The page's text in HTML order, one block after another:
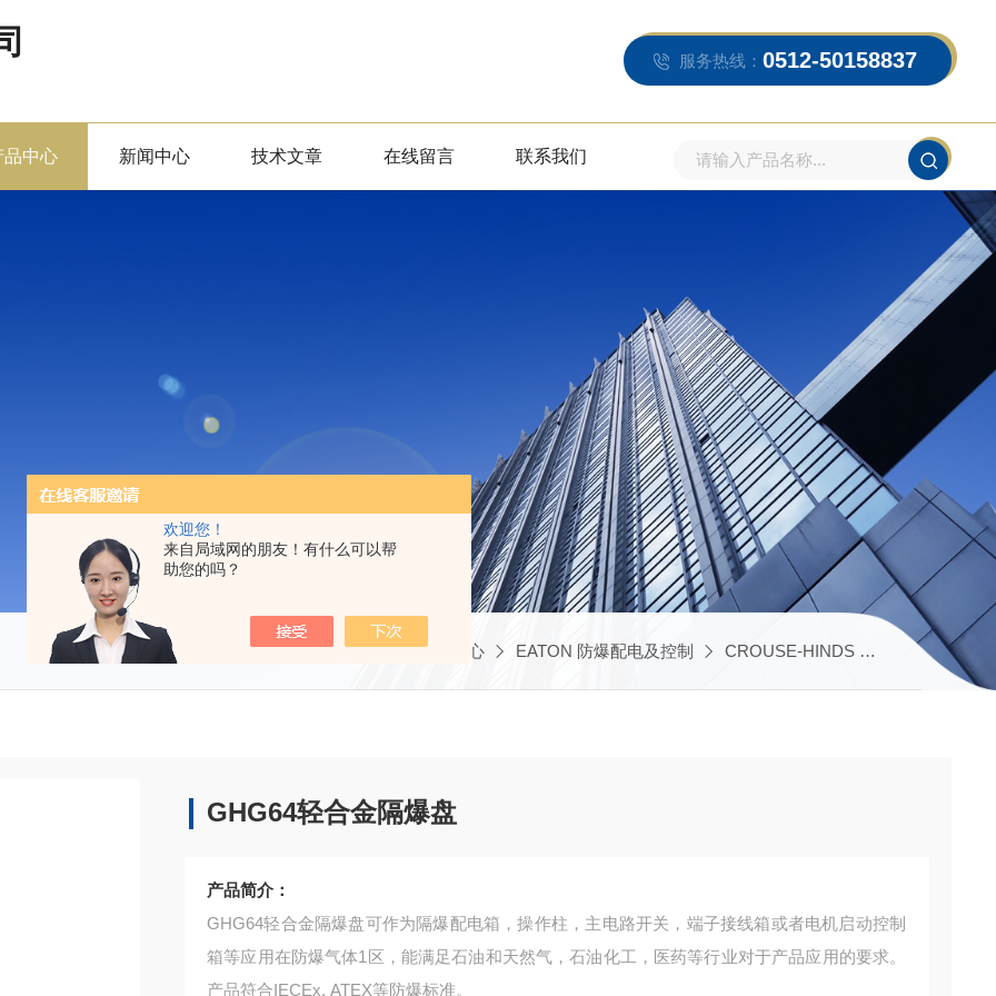
欢迎您！
来自局域网的朋友！有什么可以帮
助您的吗？
服务热线： 0512-50158837
品中心 新闻中心 技术文章 在线留言 联系我们
当前位置：首页 产品中心 EATON 防爆配电及控制 CROUSE-HINDS 隔爆配电盘
GHG64轻合金隔爆盘
产品简介：
GHG64轻合金隔爆盘可作为隔爆配电箱，操作柱，主电路开关，端子接线箱或者电机启动控制
箱等应用在防爆气体1区，能满足石油和天然气，石油化工，医药等行业对于产品应用的要求。
产品符合IECEx, ATEX等防爆标准。